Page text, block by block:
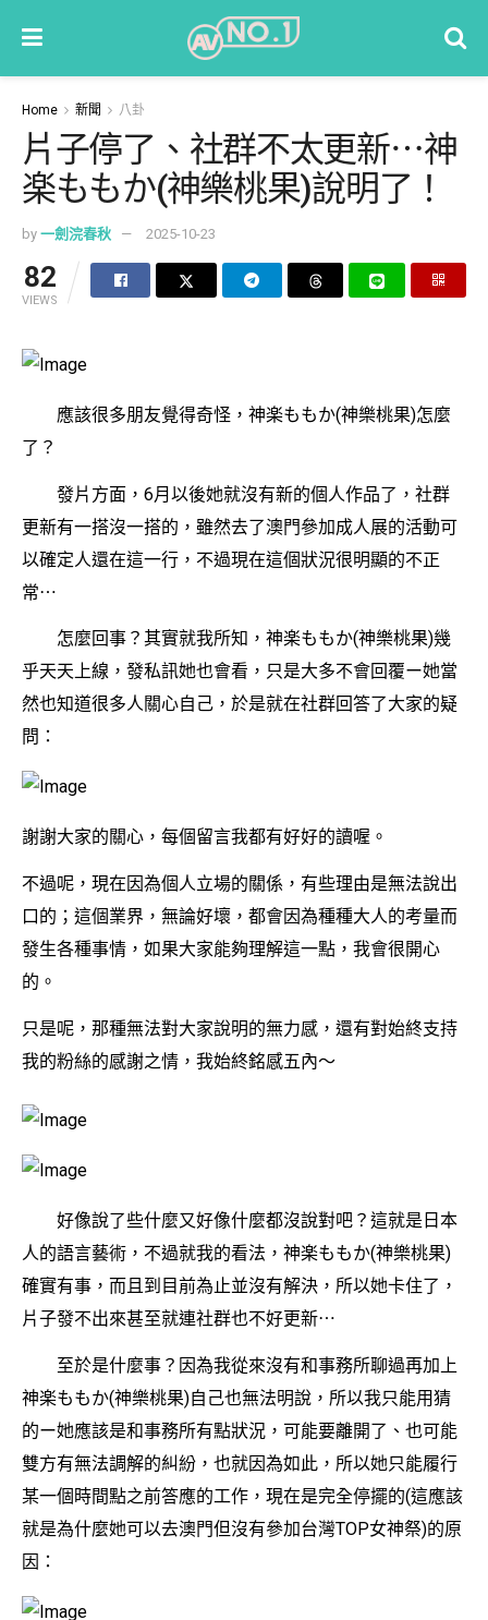
Home 新聞 八卦
片子停了、社群不太更新⋯神
楽ももか(神樂桃果)說明了！
by 一劍浣春秋 2025-10-23
82
VIEWS
應該很多朋友覺得奇怪，神楽ももか(神樂桃果)怎麼
了？
發片方面，6月以後她就沒有新的個人作品了，社群
更新有一搭沒一搭的，雖然去了澳門參加成人展的活動可
以確定人還在這一行，不過現在這個狀況很明顯的不正
常⋯
怎麼回事？其實就我所知，神楽ももか(神樂桃果)幾
乎天天上線，發私訊她也會看，只是大多不會回覆ー她當
然也知道很多人關心自己，於是就在社群回答了大家的疑
問：
謝謝大家的關心，每個留言我都有好好的讀喔。
不過呢，現在因為個人立場的關係，有些理由是無法說出
口的；這個業界，無論好壞，都會因為種種大人的考量而
發生各種事情，如果大家能夠理解這一點，我會很開心
的。
只是呢，那種無法對大家說明的無力感，還有對始終支持
我的粉絲的感謝之情，我始終銘感五內～
好像說了些什麼又好像什麼都沒說對吧？這就是日本
人的語言藝術，不過就我的看法，神楽ももか(神樂桃果)
確實有事，而且到目前為止並沒有解決，所以她卡住了，
片子發不出來甚至就連社群也不好更新⋯
至於是什麼事？因為我從來沒有和事務所聊過再加上
神楽ももか(神樂桃果)自己也無法明說，所以我只能用猜
的ー她應該是和事務所有點狀況，可能要離開了、也可能
雙方有無法調解的糾紛，也就因為如此，所以她只能履行
某一個時間點之前答應的工作，現在是完全停擺的(這應該
就是為什麼她可以去澳門但沒有參加台灣TOP女神祭)的原
因：